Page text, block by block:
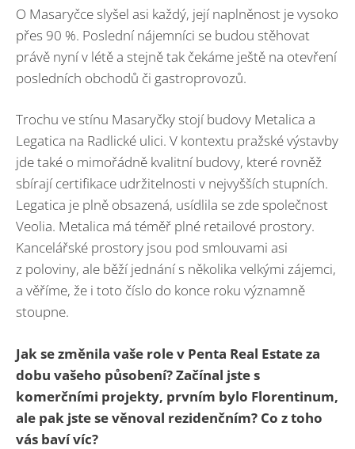
O Masaryčce slyšel asi každý, její naplněnost je vysoko
přes 90 %. Poslední nájemníci se budou stěhovat
právě nyní v létě a stejně tak čekáme ještě na otevření
posledních obchodů či gastroprovozů.
Trochu ve stínu Masaryčky stojí budovy Metalica a
Legatica na Radlické ulici. V kontextu pražské výstavby
jde také o mimořádně kvalitní budovy, které rovněž
sbírají certifikace udržitelnosti v nejvyšších stupních.
Legatica je plně obsazená, usídlila se zde společnost
Veolia. Metalica má téměř plné retailové prostory.
Kancelářské prostory jsou pod smlouvami asi
z poloviny, ale běží jednání s několika velkými zájemci,
a věříme, že i toto číslo do konce roku významně
stoupne.
Jak se změnila vaše role v Penta Real Estate za
dobu vašeho působení? Začínal jste s
komerčními projekty, prvním bylo Florentinum,
ale pak jste se věnoval rezidenčním? Co z toho
vás baví víc?